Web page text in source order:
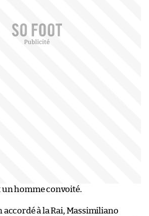
un homme convoité.
à la Rai, Massimiliano